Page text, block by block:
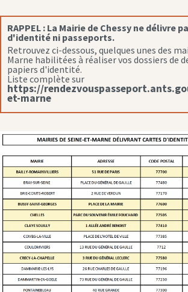
RAPPEL : La Mairie de Chessy ne délivre
d'identité ni passeports.
Retrouvez ci-dessous, quelques unes des
Marne habilitées à réaliser vos dossiers de
papiers d'identité.
Liste complète sur
https://
et-marne